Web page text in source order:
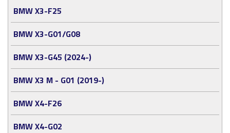
BMW X3-F25
BMW X3-G01/G08
BMW X3-G45 (2024-)
BMW X3 M - G01 (2019-)
BMW X4-F26
BMW X4-G02